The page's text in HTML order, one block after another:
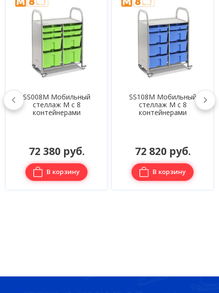
SS008M Мобильный
стеллаж M с 8
контейнерами
72 380 руб.
В корзину
SS108M Мобильный
стеллаж M с 8
контейнерами
72 820 руб.
В корзину